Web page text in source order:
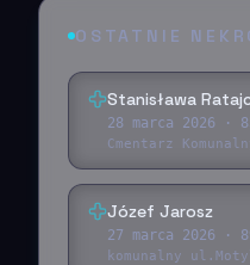
OSTATNIE
Stanisława
28 marca 2026 ·
Cmentarz
Józef Jarosz
27 marca 2026 ·
komunalny